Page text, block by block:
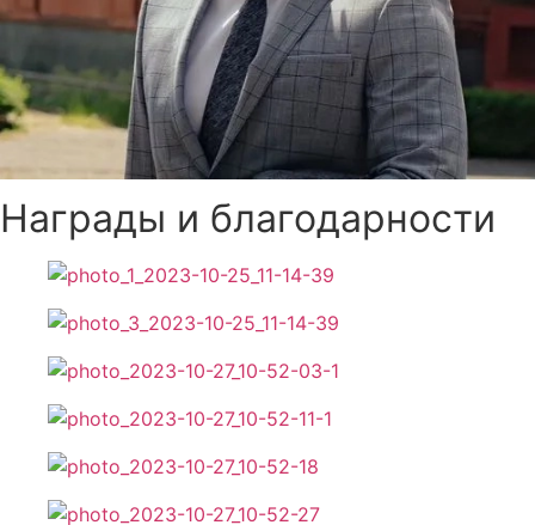
Награды и благодарности